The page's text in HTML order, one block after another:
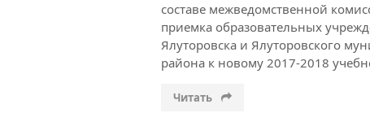
составе межведомственной
приемка образовательных
Ялуторовска и Ялуторовского
района к новому 2017-2018
Читать